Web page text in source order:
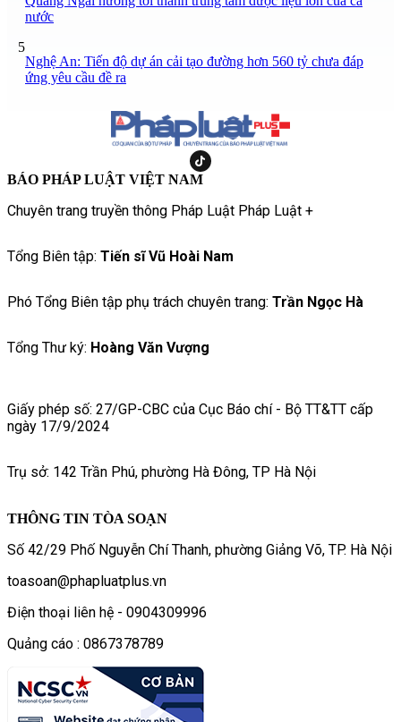
nước
5
Nghệ An: Tiến độ dự án cải tạo đường hơn 560 tỷ chưa đáp
ứng yêu cầu đề ra
BÁO PHÁP LUẬT VIỆT NAM
Chuyên trang truyền thông Pháp Luật Pháp Luật +
Tổng Biên tập: Tiến sĩ Vũ Hoài Nam
Phó Tổng Biên tập phụ trách chuyên trang: Trần Ngọc Hà
Tổng Thư ký: Hoàng Văn Vượng
Giấy phép số: 27/GP-CBC của Cục Báo chí - Bộ TT&TT cấp
ngày 17/9/2024
Trụ sở: 142 Trần Phú, phường Hà Đông, TP Hà Nội
THÔNG TIN TÒA SOẠN
Số 42/29 Phố Nguyễn Chí Thanh, phường Giảng Võ, TP. Hà Nội
toasoan@phapluatplus.vn
Điện thoại liên hệ - 0904309996
Quảng cáo : 0867378789